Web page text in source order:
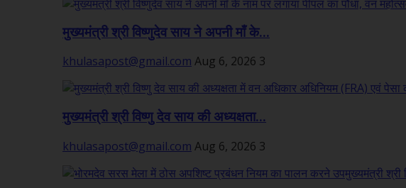
मुख्यमंत्री श्री विष्णुदेव साय ने अपनी माँ के...
khulasapost@gmail.com Aug 6, 2026 3
मुख्यमंत्री श्री विष्णु देव साय की अध्यक्षता...
khulasapost@gmail.com Aug 6, 2026 3